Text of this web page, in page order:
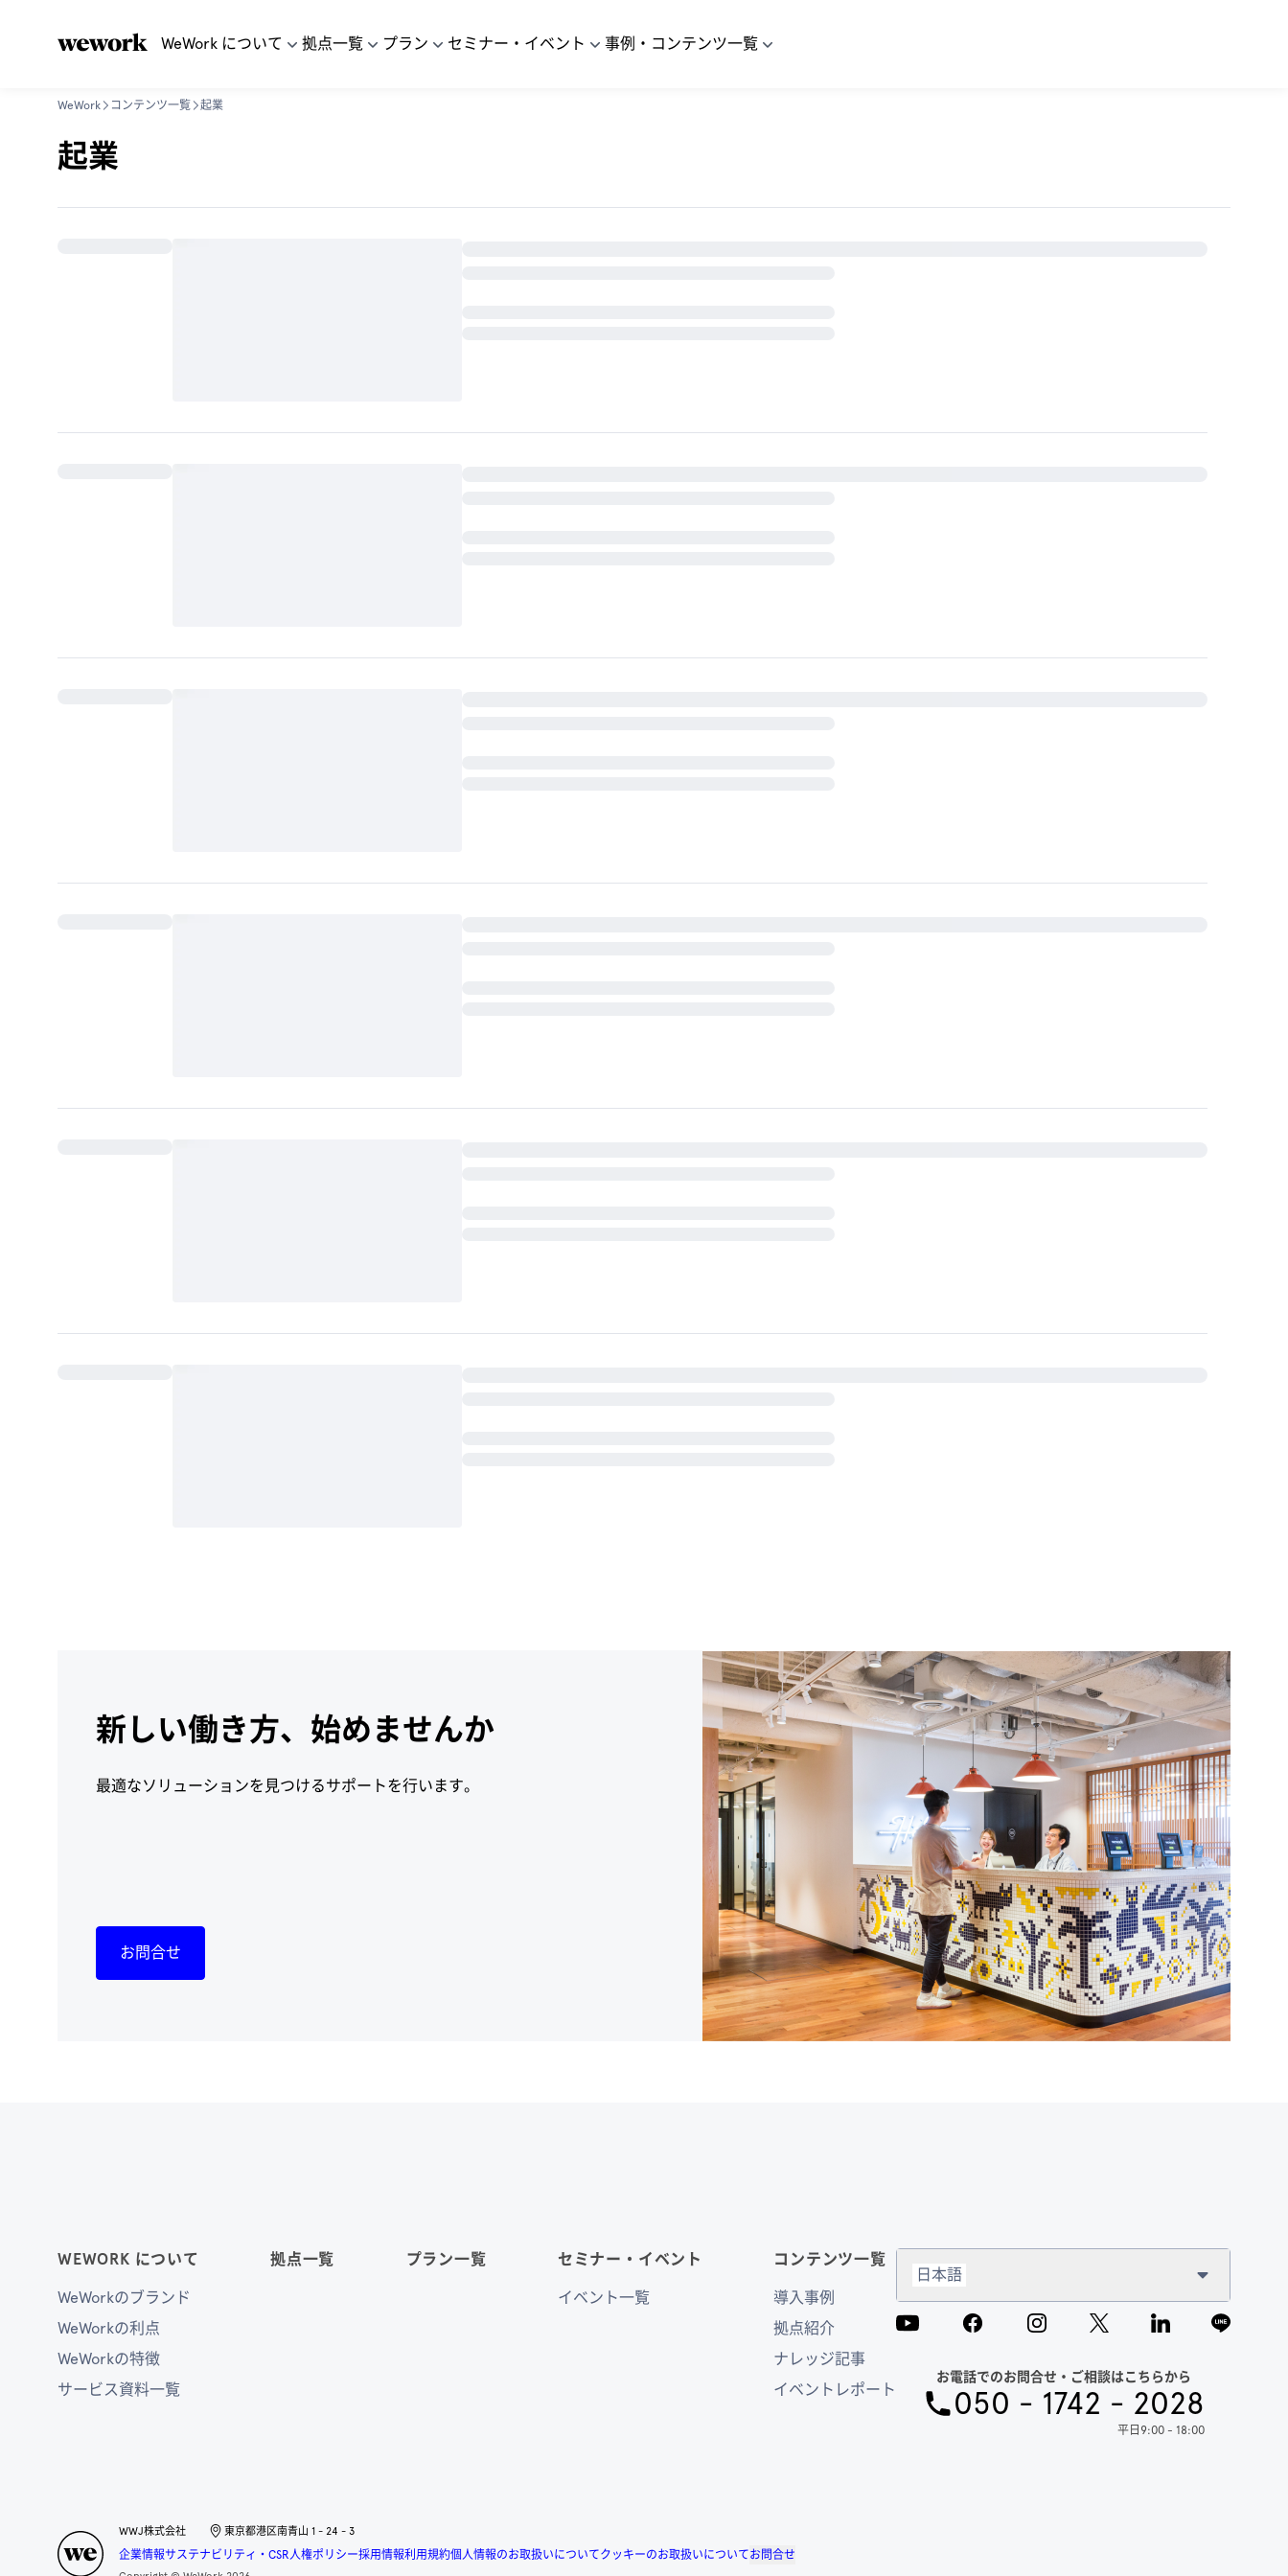
WeWork について 拠点一覧 プラン セミナー・イベント 事例・コンテンツ一覧
WeWork コンテンツ一覧 起業
起業
新しい働き方、始めませんか
最適なソリューションを見つけるサポートを行います。
お問合せ
WEWORK について
WeWorkのブランド
WeWorkの利点
WeWorkの特徴
サービス資料一覧
拠点一覧 プラン一覧 セミナー・イベント
イベント一覧
コンテンツ一覧
導入事例
拠点紹介
ナレッジ記事
イベントレポート
お電話でのお問合せ・ご相談はこちらから
050 - 1742 - 2028
平日9:00 - 18:00
日本語
WWJ株式会社 東京都港区南青山 1 - 24 - 3
企業情報サステナビリティ・CSR人権ポリシー採用情報利用規約個人情報のお取扱いについてクッキーのお取扱いについてお問合せ